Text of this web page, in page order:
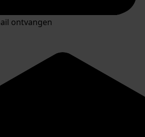
ontvangen